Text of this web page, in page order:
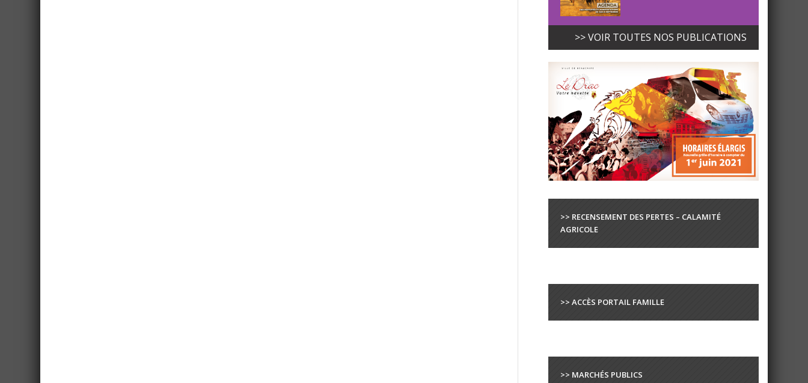
>> VOIR TOUTES NOS PUBLICATIONS
>> RECENSEMENT DES PERTES – CALAMITÉ
AGRICOLE
>> ACCÈS PORTAIL FAMILLE
>> MARCHÉS PUBLICS